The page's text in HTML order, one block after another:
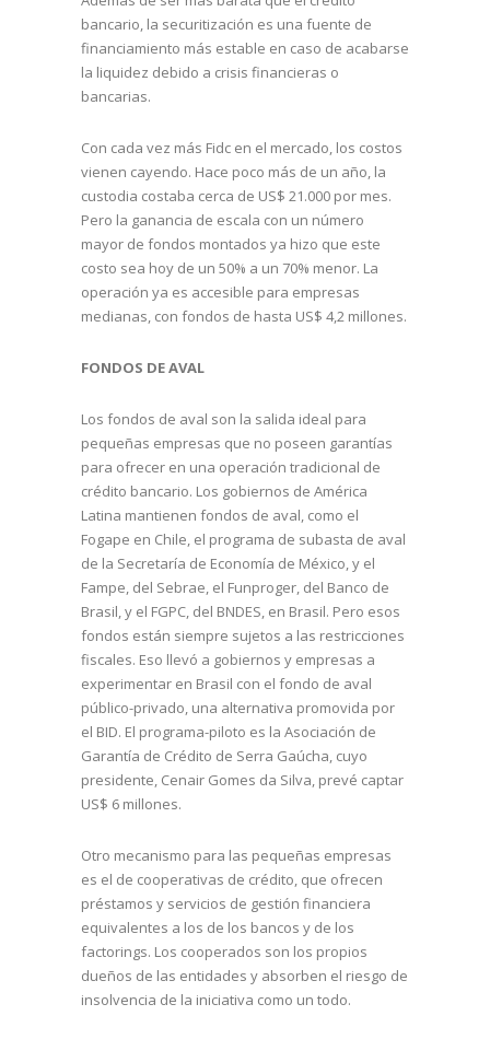
bancario, la securitización es una fuente de
financiamiento más estable en caso de acabarse
la liquidez debido a crisis financieras o
bancarias.
Con cada vez más Fidc en el mercado, los costos
vienen cayendo. Hace poco más de un año, la
custodia costaba cerca de US$ 21.000 por mes.
Pero la ganancia de escala con un número
mayor de fondos montados ya hizo que este
costo sea hoy de un 50% a un 70% menor. La
operación ya es accesible para empresas
medianas, con fondos de hasta US$ 4,2 millones.
FONDOS DE AVAL
Los fondos de aval son la salida ideal para
pequeñas empresas que no poseen garantías
para ofrecer en una operación tradicional de
crédito bancario. Los gobiernos de América
Latina mantienen fondos de aval, como el
Fogape en Chile, el programa de subasta de aval
de la Secretaría de Economía de México, y el
Fampe, del Sebrae, el Funproger, del Banco de
Brasil, y el FGPC, del BNDES, en Brasil. Pero esos
fondos están siempre sujetos a las restricciones
fiscales. Eso llevó a gobiernos y empresas a
experimentar en Brasil con el fondo de aval
público-privado, una alternativa promovida por
el BID. El programa-piloto es la Asociación de
Garantía de Crédito de Serra Gaúcha, cuyo
presidente, Cenair Gomes da Silva, prevé captar
US$ 6 millones.
Otro mecanismo para las pequeñas empresas
es el de cooperativas de crédito, que ofrecen
préstamos y servicios de gestión financiera
equivalentes a los de los bancos y de los
factorings. Los cooperados son los propios
dueños de las entidades y absorben el riesgo de
insolvencia de la iniciativa como un todo.